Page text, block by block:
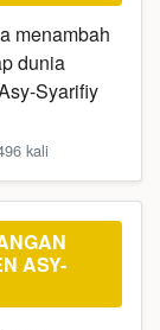
menambah
dunia
Syarifiy
kali
ASY-